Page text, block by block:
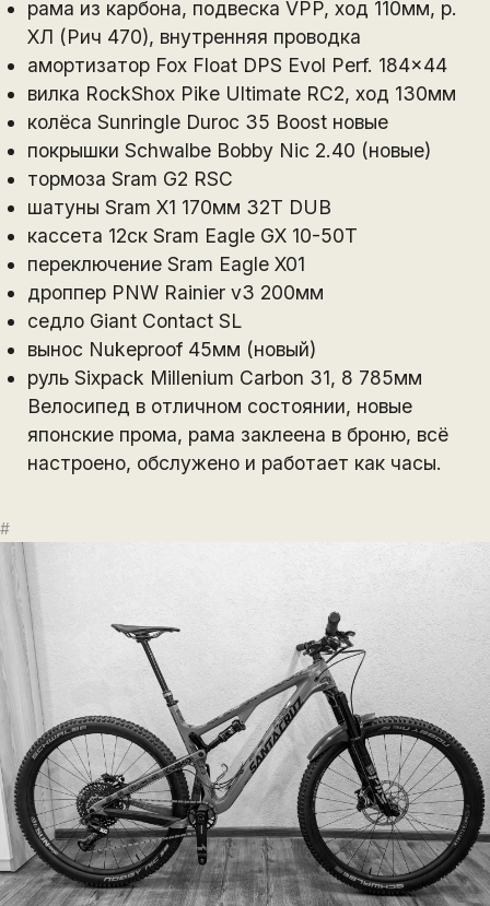
рама из карбона, подвеска VPP, ход 110мм, р.
ХЛ (Рич 470), внутренняя проводка
амортизатор Fox Float DPS Evol Perf. 184x44
вилка RockShox Pike Ultimate RC2, ход 130мм
колёса Sunringle Duroc 35 Boost новые
покрышки Schwalbe Bobby Nic 2.40 (новые)
тормоза Sram G2 RSC
шатуны Sram X1 170мм 32Т DUB
кассета 12ск Sram Eagle GX 10-50T
переключение Sram Eagle X01
дроппер PNW Rainier v3 200мм
седло Giant Contact SL
вынос Nukeproof 45мм (новый)
руль Sixpack Millenium Carbon 31, 8 785мм
Велосипед в отличном состоянии, новые
японские прома, рама заклеена в броню, всё
настроено, обслужено и работает как часы.
#